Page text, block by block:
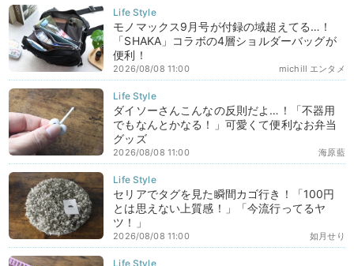
モノマックス9月号が付録の域超えてる…！
「SHAKA」コラボの4層ショルダーバッグが
便利！
michill エンタメ
2026/08/08 11:00
ダイソーさんこんなの反則だよ…！「不器用
でもなんとかなる！」可愛くて便利なお弁当
グッズ
海原藍
2026/08/08 11:00
セリアでタグを見た瞬間カゴ行き！「100円
とは思えない上質感！」「今流行ってるヤ
ツ！」
如月せり
2026/08/08 11:00